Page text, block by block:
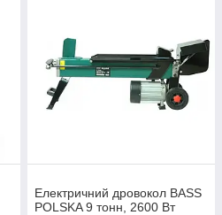
Електричний дровокол BASS
POLSKA 9 тонн, 2600 Вт